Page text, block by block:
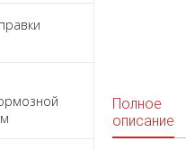
Полное
описание